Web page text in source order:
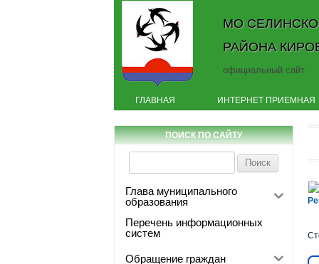
МО
РАЙОНА
официальный сайт
ГЛАВНАЯ ИНТЕРНЕТ ПРИЕМНАЯ
ПОИСК ПО САЙТУ
Глава муниципального
образования
Перечень информационных
систем
Обращение граждан
Не